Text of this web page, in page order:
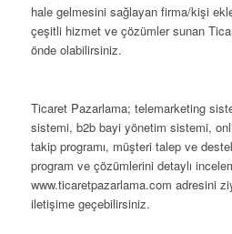
hale gelmesini sağlayan firma/kişi
çeşitli hizmet ve çözümler sunan
önde olabilirsiniz.
Ticaret Pazarlama; telemarketing
sistemi, b2b bayi yönetim sistemi,
takip programı, müşteri talep ve
program ve çözümlerini detaylı
www.ticaretpazarlama.com adresini
iletişime geçebilirsiniz.